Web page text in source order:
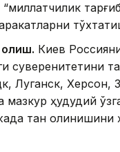
Киев
суверенитетини
Луганск, Херсон,
ҳудудий
тан олинишини